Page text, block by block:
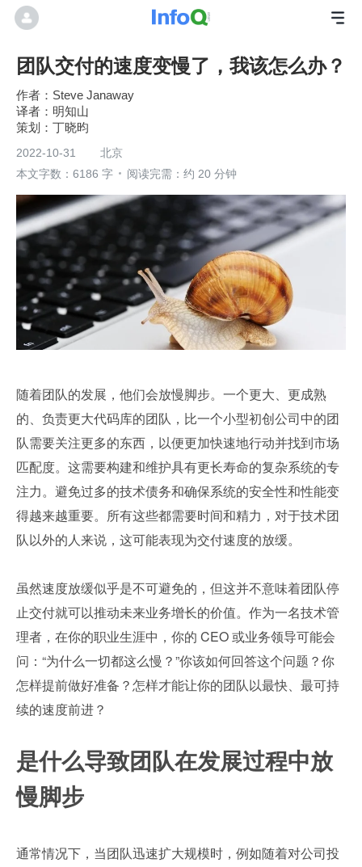
团队交付的速度变慢了，我该怎么办？
作者：Steve Janaway
明知山
丁晓昀
2022-10-31
北京
本文字数：6186 字
阅读完需：约 20 分钟
随着团队的发展，他们会放慢脚步。一个更大、更成熟
的、负责更大代码库的团队，比一个小型初创公司中的团
队需要关注更多的东西，以便更加快速地行动并找到市场
匹配度。这需要构建和维护具有更长寿命的复杂系统的专
注力。避免过多的技术债务和确保系统的安全性和性能变
得越来越重要。所有这些都需要时间和精力，对于技术团
队以外的人来说，这可能表现为交付速度的放缓。
虽然速度放缓似乎是不可避免的，但这并不意味着团队停
止交付就可以推动未来业务增长的价值。作为一名技术管
理者，在你的职业生涯中，你的 CEO 或业务领导可能会
问：“为什么一切都这么慢？”你该如何回答这个问题？你
怎样提前做好准备？怎样才能让你的团队以最快、最可持
续的速度前进？
是什么导致团队在发展过程中放
慢脚步
通常情况下，当团队迅速扩大规模时，例如随着对公司投